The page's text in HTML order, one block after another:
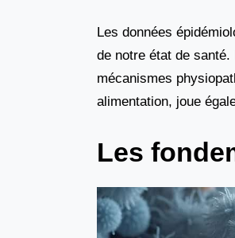
Les données
de notre état de
mécanismes
alimentation, joue
Les